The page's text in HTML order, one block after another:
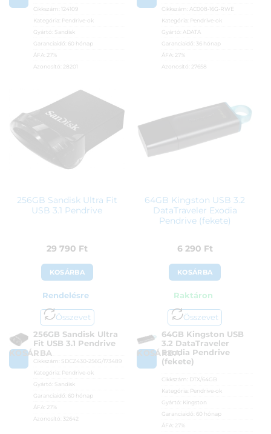
Cikkszám: 124109
Kategória: Pendrive-ok
Gyártó: Sandisk
Garanciaidő: 60 hónap
ÁFA: 27%
Azonosító: 28201
Cikkszám: AC008-16G-RWE
Kategória: Pendrive-ok
Gyártó: ADATA
Garanciaidő: 36 hónap
ÁFA: 27%
Azonosító: 27658
256GB Sandisk Ultra Fit
USB 3.1 Pendrive
29 790 Ft
KOSÁRBA
Rendelésre
Összevet
KOSÁRBA
256GB Sandisk Ultra
Fit USB 3.1 Pendrive
Cikkszám: SDCZ430-256G/173489
Kategória: Pendrive-ok
Gyártó: Sandisk
Garanciaidő: 60 hónap
ÁFA:
27%
Azonosító:
32642
64GB Kingston USB 3.2
DataTraveler Exodia
Pendrive (fekete)
6 290 Ft
KOSÁRBA
Raktáron
Összevet
KOSÁRBA
64GB Kingston USB
3.2 DataTraveler
Exodia Pendrive
(fekete)
Cikkszám: DTX/64GB
Kategória: Pendrive-ok
Gyártó: Kingston
Garanciaidő: 60 hónap
ÁFA:
27%